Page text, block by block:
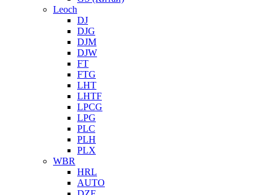
Leoch
DJ
DJG
DJM
DJW
FT
FTG
LHT
LHTF
LPCG
LPG
PLC
PLH
PLX
WBR
HRL
AUTO